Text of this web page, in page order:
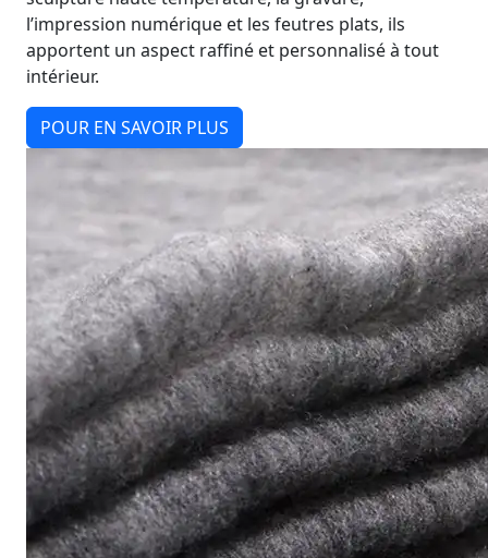
l’impression numérique et les feutres plats, ils
apportent un aspect raffiné et personnalisé à tout
intérieur.
POUR EN SAVOIR PLUS